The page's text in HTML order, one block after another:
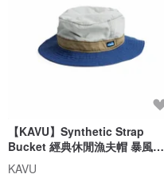
【KAVU】Synthetic Strap
Bucket 經典休閒漁夫帽 暴風啤
酒 #105
KAVU